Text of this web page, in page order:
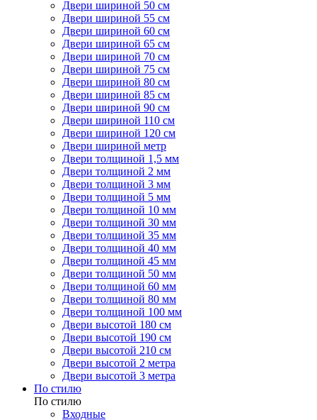
Двери шириной 50 см
Двери шириной 55 см
Двери шириной 60 см
Двери шириной 65 см
Двери шириной 70 см
Двери шириной 75 см
Двери шириной 80 см
Двери шириной 85 см
Двери шириной 90 см
Двери шириной 110 см
Двери шириной 120 см
Двери шириной метр
Двери толщиной 1,5 мм
Двери толщиной 2 мм
Двери толщиной 3 мм
Двери толщиной 5 мм
Двери толщиной 10 мм
Двери толщиной 30 мм
Двери толщиной 35 мм
Двери толщиной 40 мм
Двери толщиной 45 мм
Двери толщиной 50 мм
Двери толщиной 60 мм
Двери толщиной 80 мм
Двери толщиной 100 мм
Двери высотой 180 см
Двери высотой 190 см
Двери высотой 210 см
Двери высотой 2 метра
Двери высотой 3 метра
По стилю
По стилю
Входные